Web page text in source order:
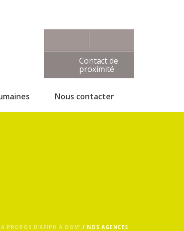
Contact de
proximité
Nous contacter
A PROPOS D’AFIPH À DOM’ / NOS AGENCES